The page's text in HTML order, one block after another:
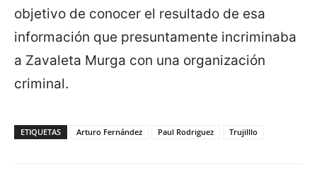
objetivo de conocer el resultado de esa
información que presuntamente incriminaba
a Zavaleta Murga con una organización
criminal.
ETIQUETAS Arturo Fernández Paul Rodriguez Trujilllo